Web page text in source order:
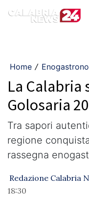
Home /
La Calabria
Golosaria
Tra sapori
regione
rassegna
Redazione Calabria
18:30